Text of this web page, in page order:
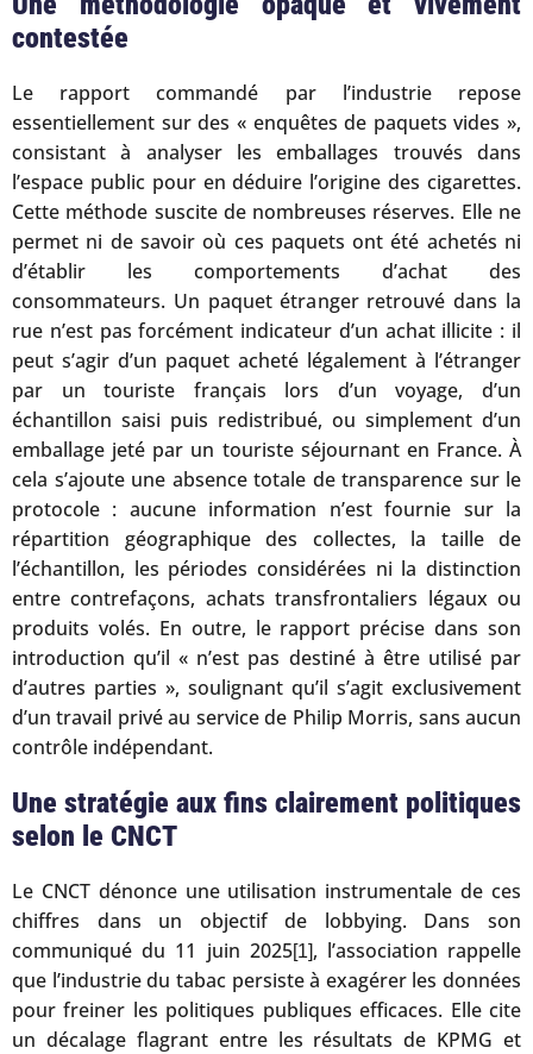
contestée
Le rapport commandé par l’industrie repose
essentiellement sur des « enquêtes de paquets vides »,
consistant à analyser les emballages trouvés dans
l’espace public pour en déduire l’origine des cigarettes.
Cette méthode suscite de nombreuses réserves. Elle ne
permet ni de savoir où ces paquets ont été achetés ni
d’établir les comportements d’achat des
consommateurs. Un paquet étranger retrouvé dans la
rue n’est pas forcément indicateur d’un achat illicite : il
peut s’agir d’un paquet acheté légalement à l’étranger
par un touriste français lors d’un voyage, d’un
échantillon saisi puis redistribué, ou simplement d’un
emballage jeté par un touriste séjournant en France. À
cela s’ajoute une absence totale de transparence sur le
protocole : aucune information n’est fournie sur la
répartition géographique des collectes, la taille de
l’échantillon, les périodes considérées ni la distinction
entre contrefaçons, achats transfrontaliers légaux ou
produits volés. En outre, le rapport précise dans son
introduction qu’il « n’est pas destiné à être utilisé par
d’autres parties », soulignant qu’il s’agit exclusivement
d’un travail privé au service de Philip Morris, sans aucun
contrôle indépendant.
Une stratégie aux fins clairement politiques
selon le CNCT
Le CNCT dénonce une utilisation instrumentale de ces
chiffres dans un objectif de lobbying. Dans son
communiqué du 11 juin 2025[1], l’association rappelle
que l’industrie du tabac persiste à exagérer les données
pour freiner les politiques publiques efficaces. Elle cite
un décalage flagrant entre les résultats de KPMG et